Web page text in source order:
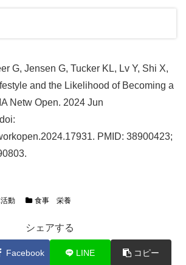
G, Jensen G, Tucker KL, Lv Y, Shi X,
and the Likelihood of Becoming a
Netw Open. 2024 Jun
PMID: 38900423;
動 食事 栄養
シェアする
Facebook LINE コピー